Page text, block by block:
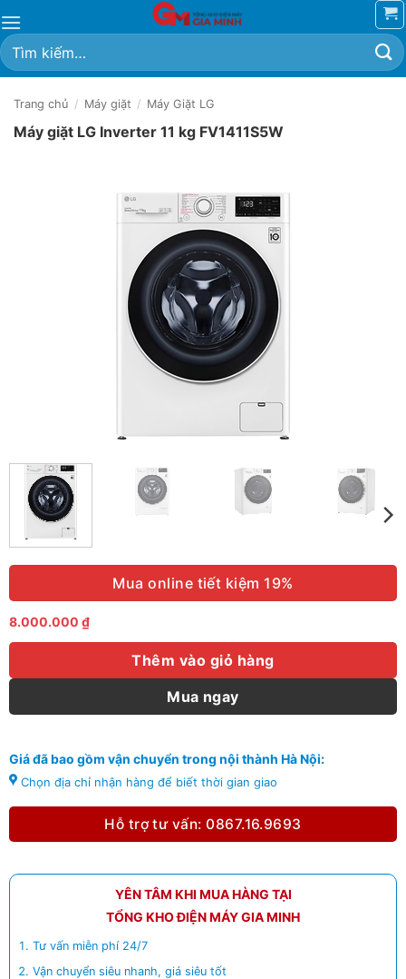
qua
nội
dung
Tìm
kiếm:
Trang chủ / Máy giặt / Máy Giặt LG
Máy giặt LG Inverter 11 kg FV1411S5W
Mua online tiết kiệm 19%
8.000.000 ₫
Thêm vào giỏ hàng
Mua ngay
Giá đã bao gồm vận chuyển trong nội thành Hà Nội:
Chọn địa chỉ nhận hàng để biết thời gian giao
Hỗ trợ tư vấn: 0867.16.9693
YÊN TÂM KHI MUA HÀNG TẠI
TỔNG KHO ĐIỆN MÁY GIA MINH
Tư vấn miễn phí 24/7
Vận chuyển siêu nhanh, giá siêu tốt